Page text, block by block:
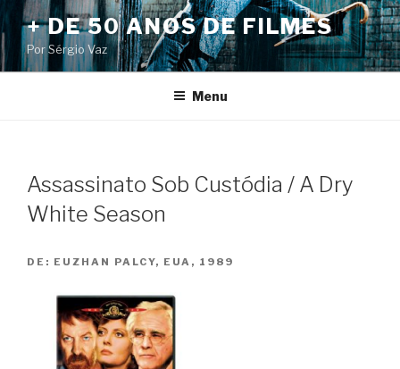
Pular
para
o
conteúdo
+ DE 50 ANOS DE FILMES
Por Sérgio Vaz
Menu
Assassinato Sob Custódia / A Dry
White Season
DE: EUZHAN PALCY, EUA, 1989